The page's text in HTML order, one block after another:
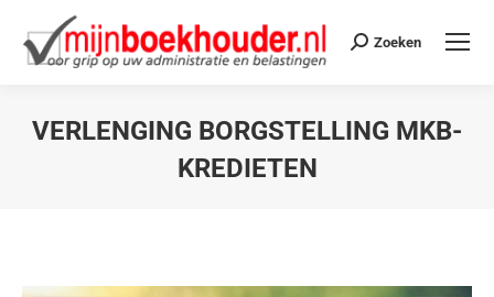
Zoeken
VERLENGING BORGSTELLING MKB-
KREDIETEN